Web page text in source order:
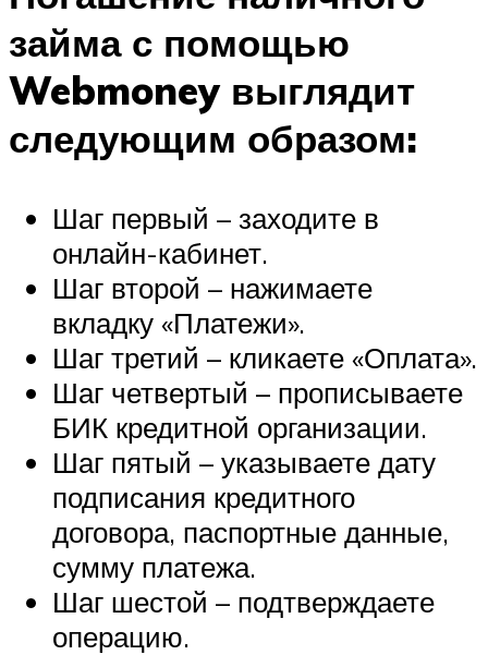
займа с помощью
Webmoney выглядит
следующим образом:
Шаг первый – заходите в
онлайн-кабинет.
Шаг второй – нажимаете
вкладку «Платежи».
Шаг третий – кликаете «Оплата».
Шаг четвертый – прописываете
БИК кредитной организации.
Шаг пятый – указываете дату
подписания кредитного
договора, паспортные данные,
сумму платежа.
Шаг шестой – подтверждаете
операцию.